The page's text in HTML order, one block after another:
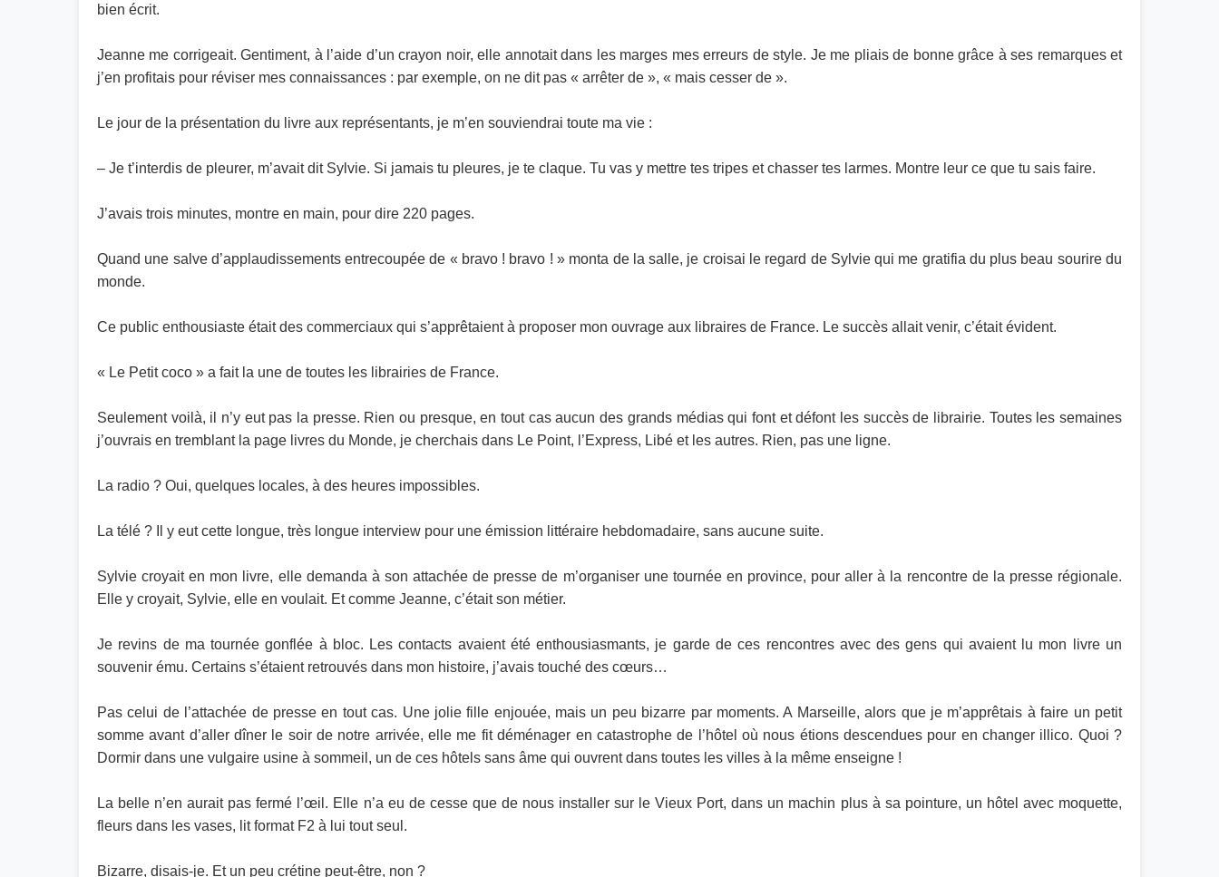
bien écrit.
Jeanne me corrigeait. Gentiment, à l’aide d’un crayon noir, elle annotait dans les marges mes erreurs de style. Je me pliais de bonne grâce à ses remarques et
j’en profitais pour réviser mes connaissances : par exemple, on ne dit pas « arrêter de », « mais cesser de ».
Le jour de la présentation du livre aux représentants, je m’en souviendrai toute ma vie :
– Je t’interdis de pleurer, m’avait dit Sylvie. Si jamais tu pleures, je te claque. Tu vas y mettre tes tripes et chasser tes larmes. Montre leur ce que tu sais faire.
J’avais trois minutes, montre en main, pour dire 220 pages.
Quand une salve d’applaudissements entrecoupée de « bravo ! bravo ! » monta de la salle, je croisai le regard de Sylvie qui me gratifia du plus beau sourire du
monde.
Ce public enthousiaste était des commerciaux qui s’apprêtaient à proposer mon ouvrage aux libraires de France. Le succès allait venir, c’était évident.
« Le Petit coco » a fait la une de toutes les librairies de France.
Seulement voilà, il n’y eut pas la presse. Rien ou presque, en tout cas aucun des grands médias qui font et défont les succès de librairie. Toutes les semaines
j’ouvrais en tremblant la page livres du Monde, je cherchais dans Le Point, l’Express, Libé et les autres. Rien, pas une ligne.
La radio ? Oui, quelques locales, à des heures impossibles.
La télé ? Il y eut cette longue, très longue interview pour une émission littéraire hebdomadaire, sans aucune suite.
Sylvie croyait en mon livre, elle demanda à son attachée de presse de m’organiser une tournée en province, pour aller à la rencontre de la presse régionale.
Elle y croyait, Sylvie, elle en voulait. Et comme Jeanne, c’était son métier.
Je revins de ma tournée gonflée à bloc. Les contacts avaient été enthousiasmants, je garde de ces rencontres avec des gens qui avaient lu mon livre un
souvenir ému. Certains s’étaient retrouvés dans mon histoire, j’avais touché des cœurs…
Pas celui de l’attachée de presse en tout cas. Une jolie fille enjouée, mais un peu bizarre par moments. A Marseille, alors que je m’apprêtais à faire un petit
somme avant d’aller dîner le soir de notre arrivée, elle me fit déménager en catastrophe de l’hôtel où nous étions descendues pour en changer illico. Quoi ?
Dormir dans une vulgaire usine à sommeil, un de ces hôtels sans âme qui ouvrent dans toutes les villes à la même enseigne !
La belle n’en aurait pas fermé l’œil. Elle n’a eu de cesse que de nous installer sur le Vieux Port, dans un machin plus à sa pointure, un hôtel avec moquette,
fleurs dans les vases, lit format F2 à lui tout seul.
Bizarre, disais-je. Et un peu crétine peut-être, non ?